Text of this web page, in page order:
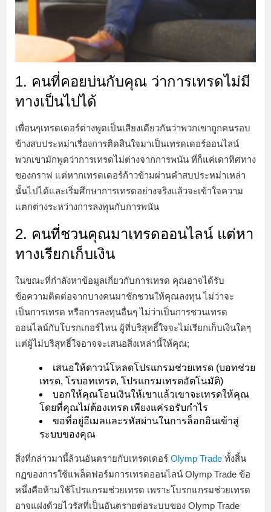
1. คนที่คอยบ่นกับคุณ ว่าการเทรดไม่มี
ทางเป็นไปได้
เพื่อนๆเทรดเดอร์ต่างพูดเป็นเสียงเดียวกันว่าพวกเขาถูกคนรอบ
ข้างสบประหม่าเรื่องการติดสินใจมาเป็นเทรดเดอร์ออนไลน์
พวกเขามักพูดว่าการเทรดไม่ต่างจากการพนัน ที่ก็แค่เดาทิศทาง
ของกราฟ แต่หากเทรดเดอร์ก้าวข้ามผ่านคำสบประหม่าเหล่า
นั้นไปได้และเริ่มศึกษาการเทรดอย่างจริงแล้วจะเข้าใจความ
แตกต่างระหว่างการลงทุนกับการพนัน
2. คนที่ชวนคุณมาเทรดออนไลน์ แต่หา
ทางเรียกเก็บเงิน
ในขณะที่กำลังหาข้อมูลเกี่ยวกับการเทรด คุณอาจได้รับ
ข้อความติดต่อจากบางคนมาชักชวนให้คุณลงทุน ไม่ว่าจะ
เป็นการเทรด หรือการลงทุนอื่นๆ ไม่ว่าเป็นการชวนเทรด
ออนไลน์กับโบรกเกอร์ไหน ผู้ที่บริสุทธิ์ใจจะไม่เรียกเก็บเงินใดๆ
แต่ผู้ไม่บริสุทธิ์ใจอาจจะเสนอสิ่งเหล่านี้ให้คุณ;
เสนอให้ดาวน์โหลดโปรแกรมช่วยเทรด (บอทช่วย
เทรด, โรบอทเทรด, โปรแกรมเทรดอัตโนมัติ)
บอกให้คุณโอนเงินให้เขาแล้วเขาจะเทรดให้คุณ
โดยที่คุณไม่ต้องเทรด เพียงแค่รอรับกำไร
ขอที่อยู่อีเมลและรหัสผ่านในการล็อกอินเข้าสู่
ระบบของคุณ
สิ่งที่กล่าวมานี้ล้วนอันตรายกับเทรดเดอร์ Olymp Trade ทั้งสิ้น
กฏของการใช้แพล็ตฟอร์มการเทรดออนไลน์ Olymp Trade ข้อ
หนึ่งคือห้ามใช้โปรแกรมช่วยเทรด เพราะโบรกแกรมช่วยเทรด
อาจแฝงด้วยไวรัสที่เป็นอันตรายต่อระบบของ Olymp Trade